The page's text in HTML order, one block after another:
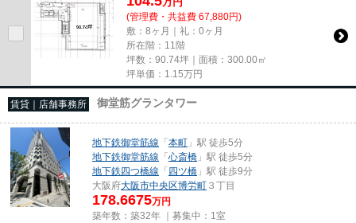
(管理費・共益費 67,880円)
敷：8ヶ月｜礼：0ヶ月
所在階：11階
坪数：90.74坪｜面積：300.00㎡
坪単価： 1.15万円
賃貸｜店舗事務所 御堂筋グランタワー
地下鉄御堂筋線 「本町 」駅 徒歩5分
地下鉄御堂筋線 「心斎橋 」駅 徒歩5分
地下鉄四つ橋線 「四ツ橋 」駅 徒歩9分
大阪府大阪市中央区博労町 ３丁目
178.6675万円
築年数：築32年 ｜募集中： 1室